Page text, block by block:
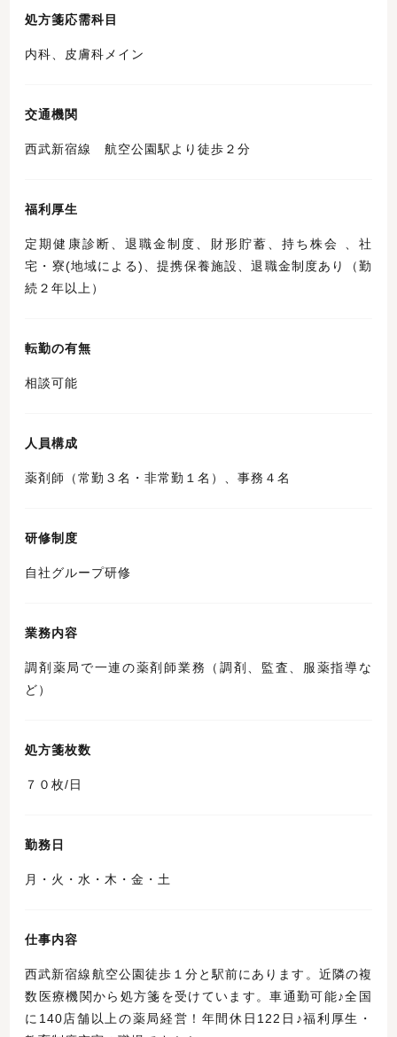
処方箋応需科目
内科、皮膚科メイン
交通機関
西武新宿線 航空公園駅より徒歩２分
福利厚生
定期健康診断、退職金制度、財形貯蓄、持ち株会 、社
宅・寮(地域による)、提携保養施設、退職金制度あり（勤
続２年以上）
転勤の有無
相談可能
人員構成
薬剤師（常勤３名・非常勤１名）、事務４名
研修制度
自社グループ研修
業務内容
調剤薬局で一連の薬剤師業務（調剤、監査、服薬指導な
ど）
処方箋枚数
７０枚/日
勤務日
月・火・水・木・金・土
仕事内容
西武新宿線航空公園徒歩１分と駅前にあります。近隣の複
数医療機関から処方箋を受けています。車通勤可能♪全国
に140店舗以上の薬局経営！年間休日122日♪福利厚生・